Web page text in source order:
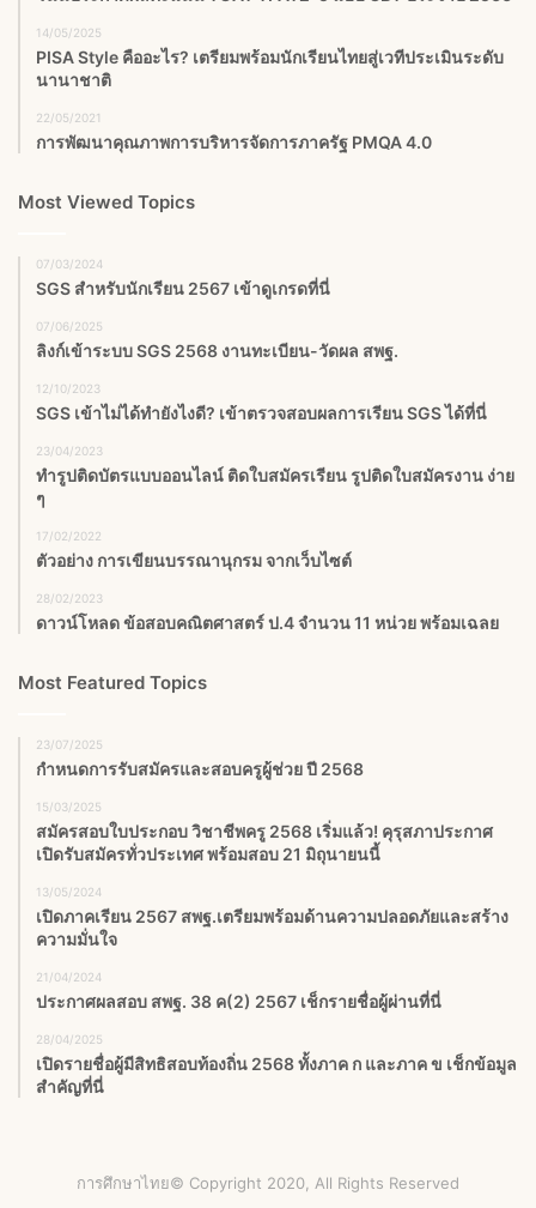
14/05/2025
PISA Style คืออะไร? เตรียมพร้อมนักเรียนไทยสู่เวทีประเมินระดับ
นานาชาติ
22/05/2021
การพัฒนาคุณภาพการบริหารจัดการภาครัฐ PMQA 4.0
Most Viewed Topics
07/03/2024
SGS สําหรับนักเรียน 2567 เข้าดูเกรดที่นี่
07/06/2025
ลิงก์เข้าระบบ SGS 2568 งานทะเบียน-วัดผล สพฐ.
12/10/2023
SGS เข้าไม่ได้ทำยังไงดี? เข้าตรวจสอบผลการเรียน SGS ได้ที่นี่
23/04/2023
ทำรูปติดบัตรแบบออนไลน์ ติดใบสมัครเรียน รูปติดใบสมัครงาน ง่าย
ๆ
17/02/2022
ตัวอย่าง การเขียนบรรณานุกรม จากเว็บไซต์
28/02/2023
ดาวน์โหลด ข้อสอบคณิตศาสตร์ ป.4 จำนวน 11 หน่วย พร้อมเฉลย
Most Featured Topics
23/07/2025
กำหนดการรับสมัครและสอบครูผู้ช่วย ปี 2568
15/03/2025
สมัครสอบใบประกอบ วิชาชีพครู 2568 เริ่มแล้ว! คุรุสภาประกาศ
เปิดรับสมัครทั่วประเทศ พร้อมสอบ 21 มิถุนายนนี้
13/05/2024
เปิดภาคเรียน 2567 สพฐ.เตรียมพร้อมด้านความปลอดภัยและสร้าง
ความมั่นใจ
21/04/2024
ประกาศผลสอบ สพฐ. 38 ค(2) 2567 เช็กรายชื่อผู้ผ่านที่นี่
28/04/2025
เปิดรายชื่อผู้มีสิทธิสอบท้องถิ่น 2568 ทั้งภาค ก และภาค ข เช็กข้อมูล
สำคัญที่นี่
การศึกษาไทย© Copyright 2020, All Rights Reserved